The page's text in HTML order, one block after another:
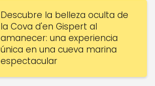
Descubre la belleza oculta de
la Cova d'en Gispert al
amanecer: una experiencia
única en una cueva marina
espectacular